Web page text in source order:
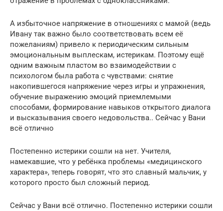
А избыточное напряжение в отношениях с мамой (ведь
Ивану так важно было соответствовать всем её
пожеланиям) привело к периодическим сильным
эмоциональным выплескам, истерикам. Поэтому ещё
одним важным пластом во взаимодействии с
психологом была работа с чувствами: снятие
накопившегося напряжение через игры и упражнения,
обучение выражению эмоций приемлемыми
способами, формирование навыков открытого диалога
и высказывания своего недовольства.. Сейчас у Вани
всё отлично
Постепенно истерики сошли на нет. Учителя,
намекавшие, что у ребёнка проблемы «медицинского
характера», теперь говорят, что это славный мальчик, у
которого просто был сложный период.
Сейчас у Вани всё отлично. Постепенно истерики сошли